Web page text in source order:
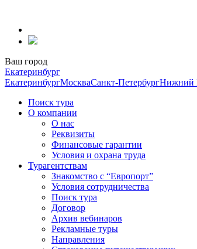
содержанию
Ваш город
Екатеринбург
ЕкатеринбургМоскваСанкт-ПетербургНижний
Поиск тура
О компании
О нас
Реквизиты
Финансовые гарантии
Условия и охрана труда
Турагентствам
Знакомство с “Европорт”
Условия сотрудничества
Поиск тура
Договор
Архив вебинаров
Рекламные туры
Направления